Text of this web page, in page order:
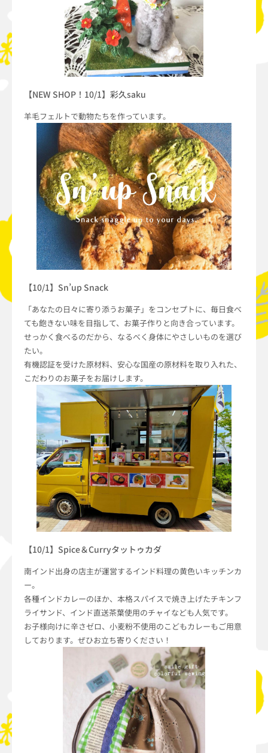
【NEW SHOP！10/1】彩久saku
羊毛フェルトで動物たちを作っています。
【10/1】Sn’up Snack
「あなたの日々に寄り添うお菓子」をコンセプトに、毎日食べ
ても飽きない味を目指して、お菓子作りと向き合っています。
せっかく食べるのだから、なるべく身体にやさしいものを選び
たい。
有機認証を受けた原材料、安心な国産の原材料を取り入れた、
こだわりのお菓子をお届けします。
【10/1】Spice＆Curryタットゥカダ
南インド出身の店主が運営するインド料理の黄色いキッチンカ
ー。
各種インドカレーのほか、本格スパイスで焼き上げたチキンフ
ライサンド、インド直送茶葉使用のチャイなども人気です。
お子様向けに辛さゼロ、小麦粉不使用のこどもカレーもご用意
しております。ぜひお立ち寄りください！